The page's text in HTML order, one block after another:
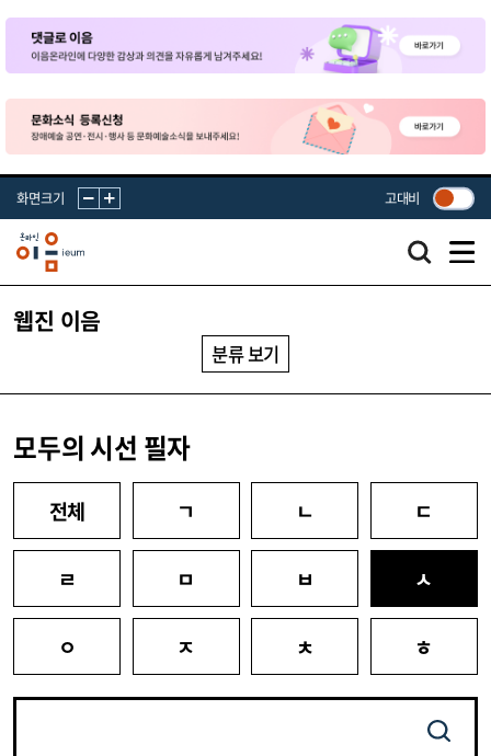
화면크기 고대비
웹진 이음
분류 보기
모두의 시선 필자
전체 ㄱ ㄴ ㄷ
ㄹ ㅁ ㅂ ㅅ
ㅇ ㅈ ㅊ ㅎ